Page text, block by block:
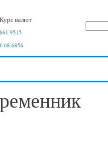
Курс валют
$61.9515
€ 68.6856